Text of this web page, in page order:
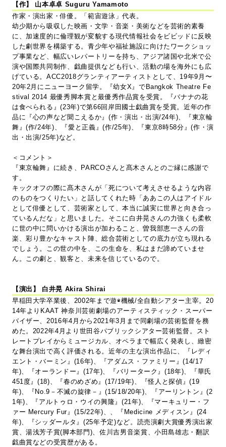
【作】 山本卓卓 Suguru Yamamoto
作家・演出家・俳優。「範宙遊泳」代表。
幼少期から吸収した映画・文学・音楽・美術などを芸術的素養
に、加速度的に倫理観が変貌する現代情報社会をビビッドに反映
した劇世界を構築する。青少年や福祉施設に向けたワークショッ
プ事業など、幅広いレパートリーを持ち、アジア諸国や北米で公
演や国際共同制作、戯曲提供なども行い、活動の場を海外にも広
げている。ACC2018グランティアーティストとして、19年9月〜
20年2月にニューヨーク留学。『幼女X』でBangkok Theatre Fe
stival 2014 最優秀脚本賞と最優秀作品賞を受賞。『バナナの花
は食べられる』(23年)で第66回岸田國士戯曲賞を受賞。近年の作
品に『心の声など聞こえるか』(作・演出・出演/24年)、『東京輪
舞』(作/24年)、『愛と正義』(作/25年)、『東京8時58分』(作・演
出・出演/25年)など。
＜コメント＞
『東京輪舞』に続き、PARCOさんと髙木さんとのご縁に感謝で
す。
キックオフの際に髙木さんが「死について考えさせるような内容
のものをつくりたい」と話してくれた時「ああこの人はアイドル
として俳優として、芸術家として、本当に誠実に世界と向き合っ
ているんだな」と思いました。そこに白井晃さんの力強くも柔軟
に世の中に問いかける演出が加わること、曽我部恵一さんの音
楽、彩り豊かなキャスト陣、総合芸術としての底力が立ち現れる
でしょう。この世の中を、この生命を、私はまだ諦めていませ
ん。この劇と、観客と、未来を信じているので。
【演出】 白井晃 Akira Shirai
早稲田大学卒業後、2002年まで遊◉機械/全自動シアター主宰。20
14年よりKAAT 神奈川芸術劇場のアーティスティック・スーパー
バイザー、2016年4月から2021年3月まで同劇場の芸術監督を務
めた。2022年4月より世田谷パブリックシアター芸術監督。スト
レートプレイからミュージカル、オペラまで幅広く発表し、緻密
な舞台演出で高く評価される。近年の主な演出作品に、『レディ
エント・バーミン』(16年)、『アダムス・ファミリー』(14/17
年)、『オーランドー』(17年)、『バリーターク』(18年)、『華氏
451度』(18)、『春のめざめ』(17/19年)、『怪人と探偵』(19
年)、『No.9－不滅の旋律－』(15/18/20年)、『アーリントン』(2
1年)、『アルトゥロ・ウイの興隆』(21年)、『マーキュリー・フ
ァー Mercury Fur』(15/22年)、、『Medicine メディスン』(24
年)、『シッダールタ』(25年予定)など。読売演劇大賞優秀演出家
賞、湯浅芳子賞(脚本部門)、佐川吉男音楽賞、小田島雄志・翻訳
戯曲賞などの受賞歴がある。